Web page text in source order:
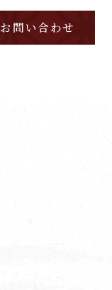
お問い合わせ